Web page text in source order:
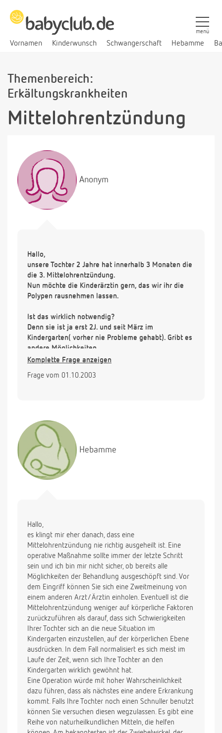
Vornamen Kinderwunsch Schwangerschaft Hebamme
menü
Themenbereich:
Erkältungskrankheiten
Mittelohrentzündung
Anonym
Hallo,
unsere Tochter 2 Jahre hat innerhalb 3 Monaten die
die 3. Mittelohrentzündung.
Nun möchte die Kinderärztin gern, das wir ihr die
Polypen rausnehmen lassen.
Ist das wirklich notwendig?
Denn sie ist ja erst 2J. und seit März im
Kindergarten( vorher nie Probleme gehabt). Gribt es
andere Möglichkeiten.
Danke. Mfg
Komplette Frage anzeigen
Frage vom 01.10.2003
Hebamme
Hallo,
es klingt mir eher danach, dass eine
Mittelohrentzündung nie richtig ausgeheilt ist. Eine
operative Maßnahme sollte immer der letzte Schritt
sein und ich bin mir nicht sicher, ob bereits alle
Möglichkeiten der Behandlung ausgeschöpft sind. Vor
dem Eingriff können Sie sich eine Zweitmeinung von
einem anderen Arzt/Ärztin einholen. Eventuell ist die
Mittelohrentzündung weniger auf körperliche Faktoren
zurückzuführen als darauf, dass sich Schwierigkeiten
Ihrer Tochter sich an die neue Situation im
Kindergarten einzustellen, auf der körperlichen Ebene
ausdrücken. In dem Fall normalisiert es sich meist im
Laufe der Zeit, wenn sich Ihre Tochter an den
Kindergarten wirklich gewöhnt hat.
Eine Operation würde mit hoher Wahrscheinlichkeit
dazu führen, dass als nächstes eine andere Erkrankung
kommt. Falls Ihre Tochter noch einen Schnuller benutzt
können Sie versuchen diesen wegzulassen. Es gibt eine
Reihe von naturheilkundlichen Mitteln, die helfen